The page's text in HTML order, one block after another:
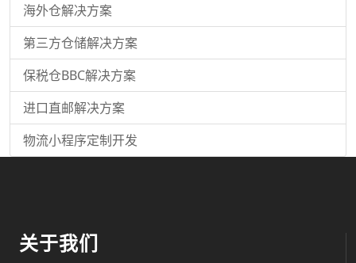
海外仓解决方案
第三方仓储解决方案
保税仓BBC解决方案
进口直邮解决方案
物流小程序定制开发
关于我们